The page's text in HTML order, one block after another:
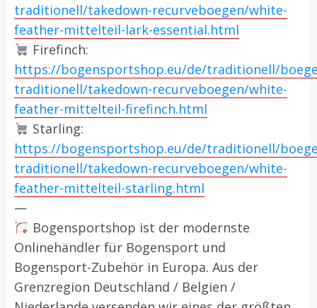
traditionell/takedown-recurveboegen/white-
feather-mittelteil-lark-essential.html
Firefinch:
https://bogensportshop.eu/de/traditionell/
traditionell/takedown-recurveboegen/white-
feather-mittelteil-firefinch.html
Starling:
https://bogensportshop.eu/de/traditionell/
traditionell/takedown-recurveboegen/white-
feather-mittelteil-starling.html
—
Bogensportshop ist der modernste
Onlinehändler für Bogensport und
Bogensport-Zubehör in Europa. Aus der
Grenzregion Deutschland / Belgien /